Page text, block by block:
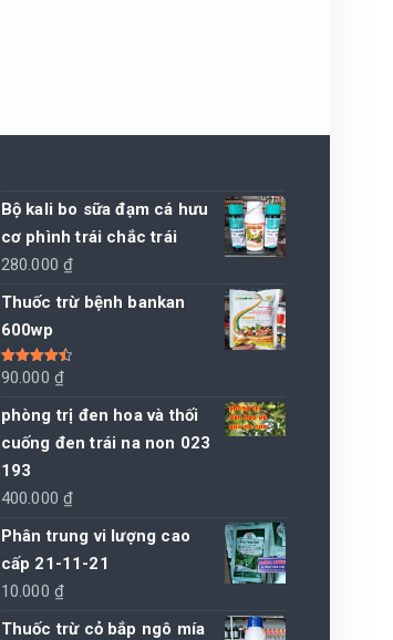
Bộ kali bo sữa đạm cá hưu
cơ phình trái chắc trái
280.000₫
Thuốc trừ bệnh bankan
600wp
Được xếp
hạng4.50
90.000 ₫
phòng trị đen hoa và thối
cuống đen trái na non 023
193
400.000₫
Phân trung vi lượng cao
cấp 21-11-21
10.000 ₫
Thuốc trừ cỏ bắp ngô mía